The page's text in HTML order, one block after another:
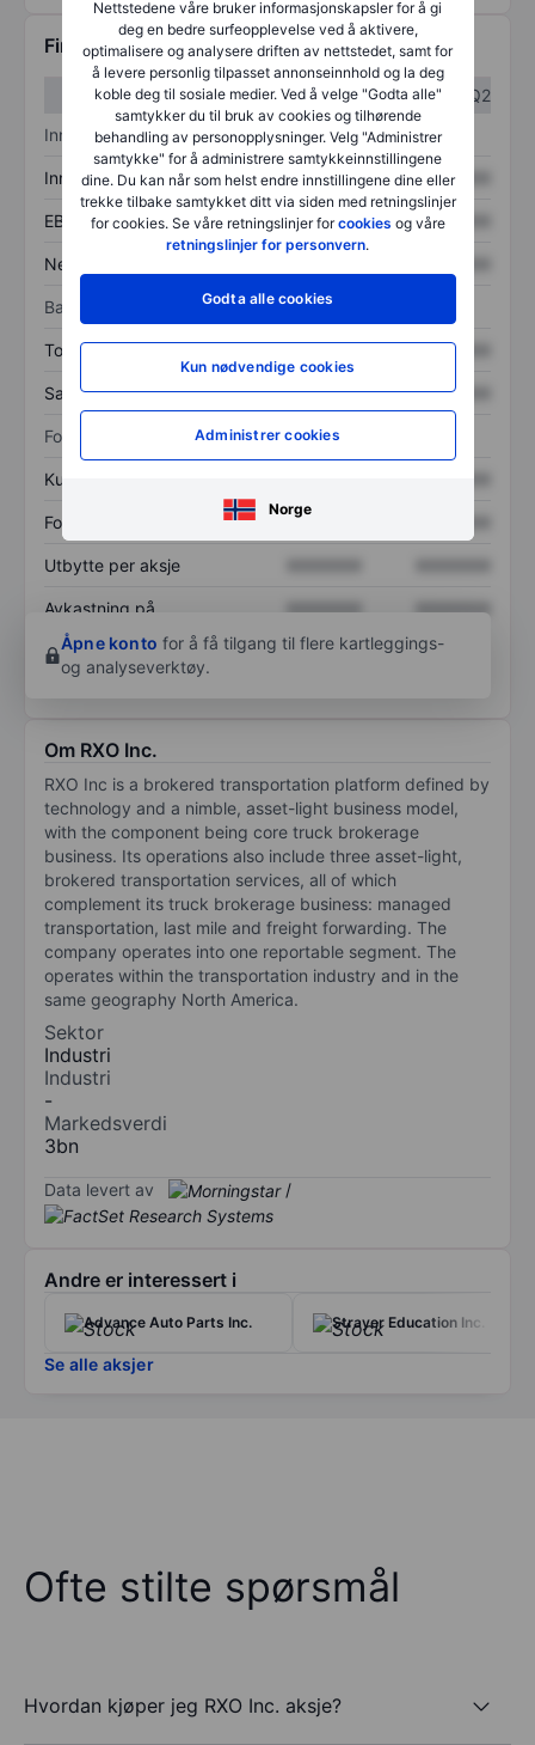
Nettstedene våre bruker informasjonskapsler for å gi
deg en bedre surfeopplevelse ved å aktivere,
optimalisere og analysere driften av nettstedet, samt for
å levere personlig tilpasset annonseinnhold og la deg
koble deg til sosiale medier. Ved å velge "Godta alle"
samtykker du til bruk av cookies og tilhørende
behandling av personopplysninger. Velg "Administrer
samtykke" for å administrere samtykkeinnstillingene
dine. Du kan når som helst endre innstillingene dine eller
trekke tilbake samtykket ditt via siden med retningslinjer
for cookies. Se våre retningslinjer forcookies og våre
retningslinjer for personvern.
Godta alle cookies
Kun nødvendige cookies
Administrer cookies
Norge
Finansiell informasjon
Q1
Q2
Inntektsoversikt
Inntekter XXXXXXX XXXXXXX
EBITDA XXXXXXX XXXXXXX
Nettoinntekt
Balanse
Totale eiendeler XXXXXXX XXXXXXX
Samlet gjeld XXXXXXX XXXXXXX
Forholdstall
Kurs/salg
Fortjeneste per aksje XXXXXXX
Utbytte per aksje
Avkastning på
egenkapital
XXXXXXX
XXXXXXX
Åpne konto for å få tilgang til flere kartleggings-
og analyseverktøy.
Om RXO Inc.
RXO Inc is a brokered transportation platform defined by
technology and a nimble, asset-light business model,
with the component being core truck brokerage
business. Its operations also include three asset-light,
brokered transportation services, all of which
complement its truck brokerage business: managed
transportation, last mile and freight forwarding. The
company operates into one reportable segment. The
operates within the transportation industry and in the
same geography North America.
Sektor
Industri
Industri
-
Markedsverdi
3bn
Data levert av /
Andre er interessert i
Advance Auto Parts Inc. Strayer Education Inc.
Se alle aksjer
Ofte stilte spørsmål
Hvordan kjøper jeg RXO Inc. aksje?